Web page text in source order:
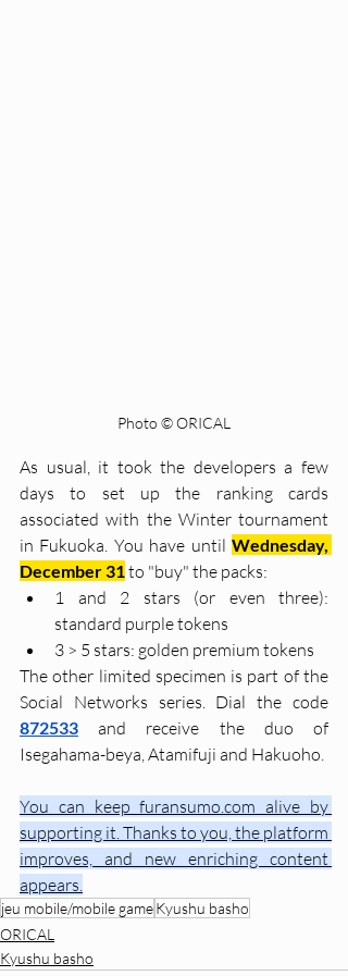
Photo © ORICAL
As usual, it took the developers a few
days to set up the ranking cards
associated with the Winter tournament
in Fukuoka. You have until Wednesday,
December 31 to "buy" the packs:
1 and 2 stars (or even three):
standard purple tokens
3 > 5 stars: golden premium tokens
The other limited specimen is part of the
872533 and receive the duo of
Isegahama-beya, Atamifuji and Hakuoho.
You can keep furansumo.com alive by
supporting it. Thanks to you, the platform
improves, and new enriching content
appears.
jeu mobile/mobile gameKyushu basho
ORICAL
Kyushu basho